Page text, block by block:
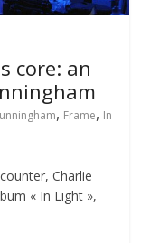
core: an
, Frame, In
Charlie
« In Light »,